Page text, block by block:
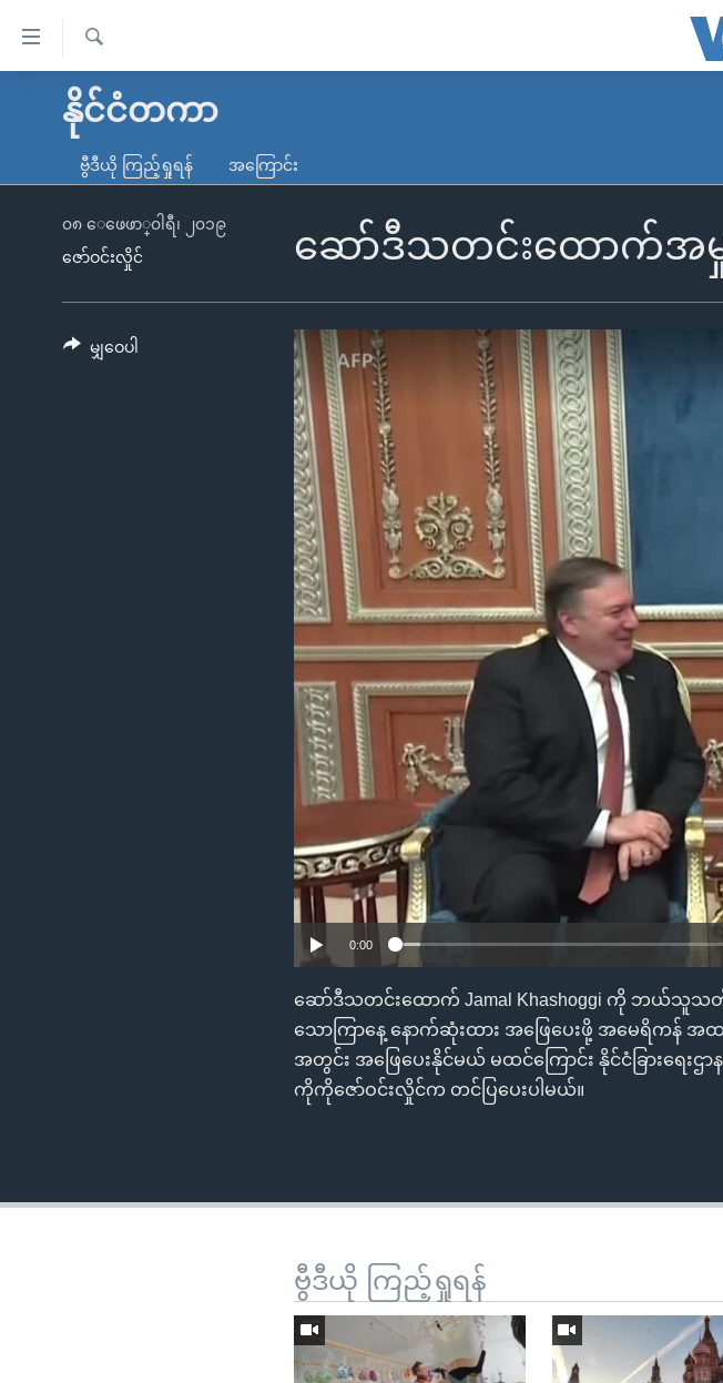
လွယ်ကူ
သည့်
မူလစာမျက်နှာ
ကမ္ဘာ့သတင်းများ
နိုင်ငံတကာ
အမေရိကန်
တရုတ်
အစ္စရေး-ပါလက်စတိုင်း
သတင်းလွတ်လပ်ခွင့်
ရပ်ဝန်းတခု လမ်းတခု အလွန်
အင်္ဂလိပ်စာလေ့လာမယ်
ရှာဖွေ
ရ
လာ
နိုင်ငံတကာ
ဗွီဒီယို ကြည့်ရှုရန် အကြောင်း
ဆော်ဒီသတင်းထောက်အမှု
၀၈ ေဖေဖာ္၀ါရီ၊ ၂၀၁၉
ဇော်ဝင်းလှိုင်
0:00
ဆော်ဒီသတင်းထောက် Jamal Khashoggi ကို ဘယ်သူ
သောကြာနေ့ နောက်ဆုံးထား အဖြေပေးဖို့ အမေရိက
အတွင်း အဖြေပေးနိုင်မယ် မထင်ကြောင်း နိုင်ငံခြားရ
ကိုကိုဇော်ဝင်းလှိုင်က တင်ပြပေးပါမယ်။
မျှဝေပါ
ဗွီဒီယို ကြည့်ရှုရန်